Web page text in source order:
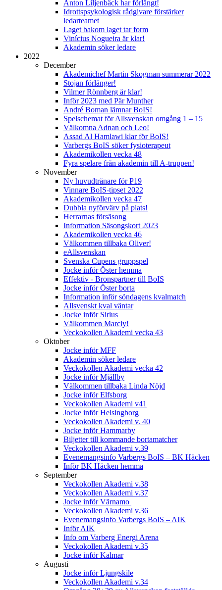
Anton Liljenbäck har förlängt!
Idrottspsykologisk rådgivare förstärker
ledarteamet
Laget bakom laget tar form
Vinícius Nogueira är klar!
Akademin söker ledare
2022
December
Akademichef Martin Skogman summerar 2022
Stojan förlänger!
Vilmer Rönnberg är klar!
Inför 2023 med Pär Munther
André Boman lämnar BoIS!
Spelschemat för Allsvenskan omgång 1 – 15
Välkomna Adnan och Leo!
Assad Al Hamlawi klar för BoIS!
Varbergs BoIS söker fysioterapeut
Akademikollen vecka 48
Fyra spelare från akademin till A-truppen!
November
Ny huvudtränare för P19
Vinnare BoIS-tipset 2022
Akademikollen vecka 47
Dubbla nyförvärv på plats!
Herrarnas försäsong
Information Säsongskort 2023
Akademikollen vecka 46
Välkommen tillbaka Oliver!
eAllsvenskan
Svenska Cupens gruppspel
Jocke inför Öster hemma
Effektiv - Bronspartner till BoIS
Jocke inför Öster borta
Information inför söndagens kvalmatch
Allsvenskt kval väntar
Jocke inför Sirius
Välkommen Marcly!
Veckokollen Akademi vecka 43
Oktober
Jocke inför MFF
Akademin söker ledare
Veckokollen Akademi vecka 42
Jocke inför Mjällby
Välkommen tillbaka Linda Nöjd
Jocke inför Elfsborg
Veckokollen Akademi v41
Jocke inför Helsingborg
Veckokollen Akademi v. 40
Jocke inför Hammarby
Biljetter till kommande bortamatcher
Veckokollen Akademi v.39
Evenemangsinfo Varbergs BoIS – BK Häcken
Inför BK Häcken hemma
September
Veckokollen Akademi v.38
Veckokollen Akademi v.37
Jocke inför Värnamo
Veckokollen Akademi v.36
Evenemangsinfo Varbergs BoIS – AIK
Inför AIK
Info om Varberg Energi Arena
Veckokollen Akademi v.35
Jocke inför Kalmar
Augusti
Jocke inför Ljungskile
Veckokollen Akademi v.34